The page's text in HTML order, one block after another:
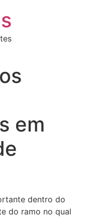
em
dentro do
do ramo no qual